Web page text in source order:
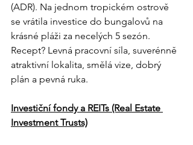
(ADR). Na jednom tropickém ostrově
se vrátila investice do bungalovů na
krásné pláži za necelých 5 sezón.
Recept? Levná pracovní síla, suverénně
atraktivní lokalita, smělá vize, dobrý
plán a pevná ruka.
Investiční fondy a REITs (Real Estate
Investment Trusts)